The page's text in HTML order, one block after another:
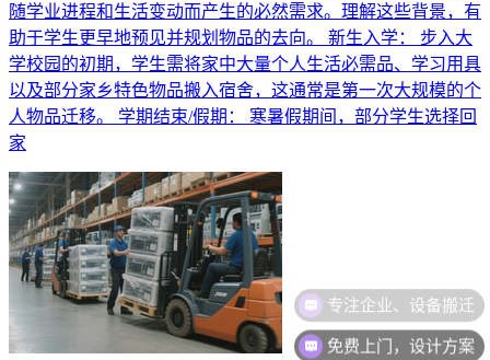
随学业进程和生活变动而产生的必然需求。理解这些背景，有
助于学生更早地预见并规划物品的去向。 新生入学： 步入大
学校园的初期，学生需将家中大量个人生活必需品、学习用具
以及部分家乡特色物品搬入宿舍，这通常是第一次大规模的个
人物品迁移。 学期结束/假期： 寒暑假期间，部分学生选择回
家
免费上门，设计方案